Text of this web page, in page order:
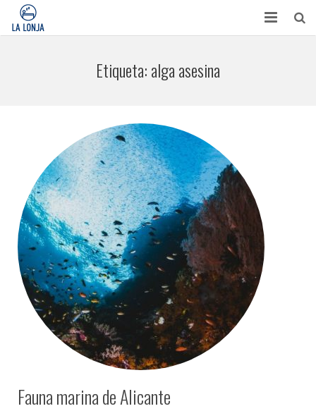
APARTAMENTOS
Etiqueta:alga asesina
Fauna marina de Alicante